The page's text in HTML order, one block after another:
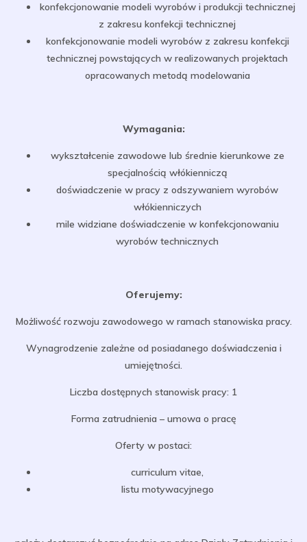
konfekcjonowanie modeli wyrobów i produkcji technicznej
z zakresu konfekcji technicznej
konfekcjonowanie modeli wyrobów z zakresu konfekcji
technicznej powstających w realizowanych projektach
opracowanych metodą modelowania
Wymagania:
wykształcenie zawodowe lub średnie kierunkowe ze
specjalnością włókienniczą
doświadczenie w pracy z odszywaniem wyrobów
włókienniczych
mile widziane doświadczenie w konfekcjonowaniu
wyrobów technicznych
Oferujemy:
Możliwość rozwoju zawodowego w ramach stanowiska pracy.
Wynagrodzenie zależne od posiadanego doświadczenia i
umiejętności.
Liczba dostępnych stanowisk pracy: 1
Forma zatrudnienia – umowa o pracę
Oferty w postaci:
curriculum vitae,
listu motywacyjnego